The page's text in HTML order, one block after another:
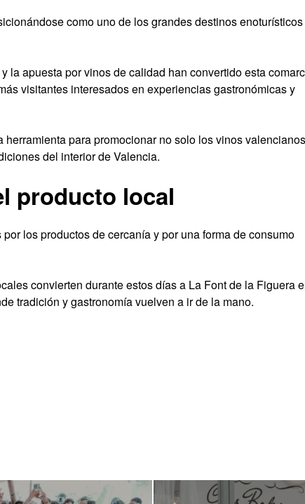
como uno de los grandes destinos
la apuesta por vinos de calidad han convertido esta
visitantes interesados en experiencias gastronómicas y
para promocionar no solo los vinos
del interior de Valencia.
producto local
los productos de cercanía y por una forma de consumo
convierten durante estos días a La Font de la Figuera
tradición y gastronomía vuelven a ir de la mano.